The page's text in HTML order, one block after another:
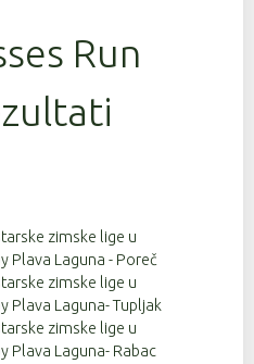
Run
zimske lige u
Plava Laguna - Poreč
zimske lige u
Plava Laguna- Tupljak
zimske lige u
Plava Laguna- Rabac